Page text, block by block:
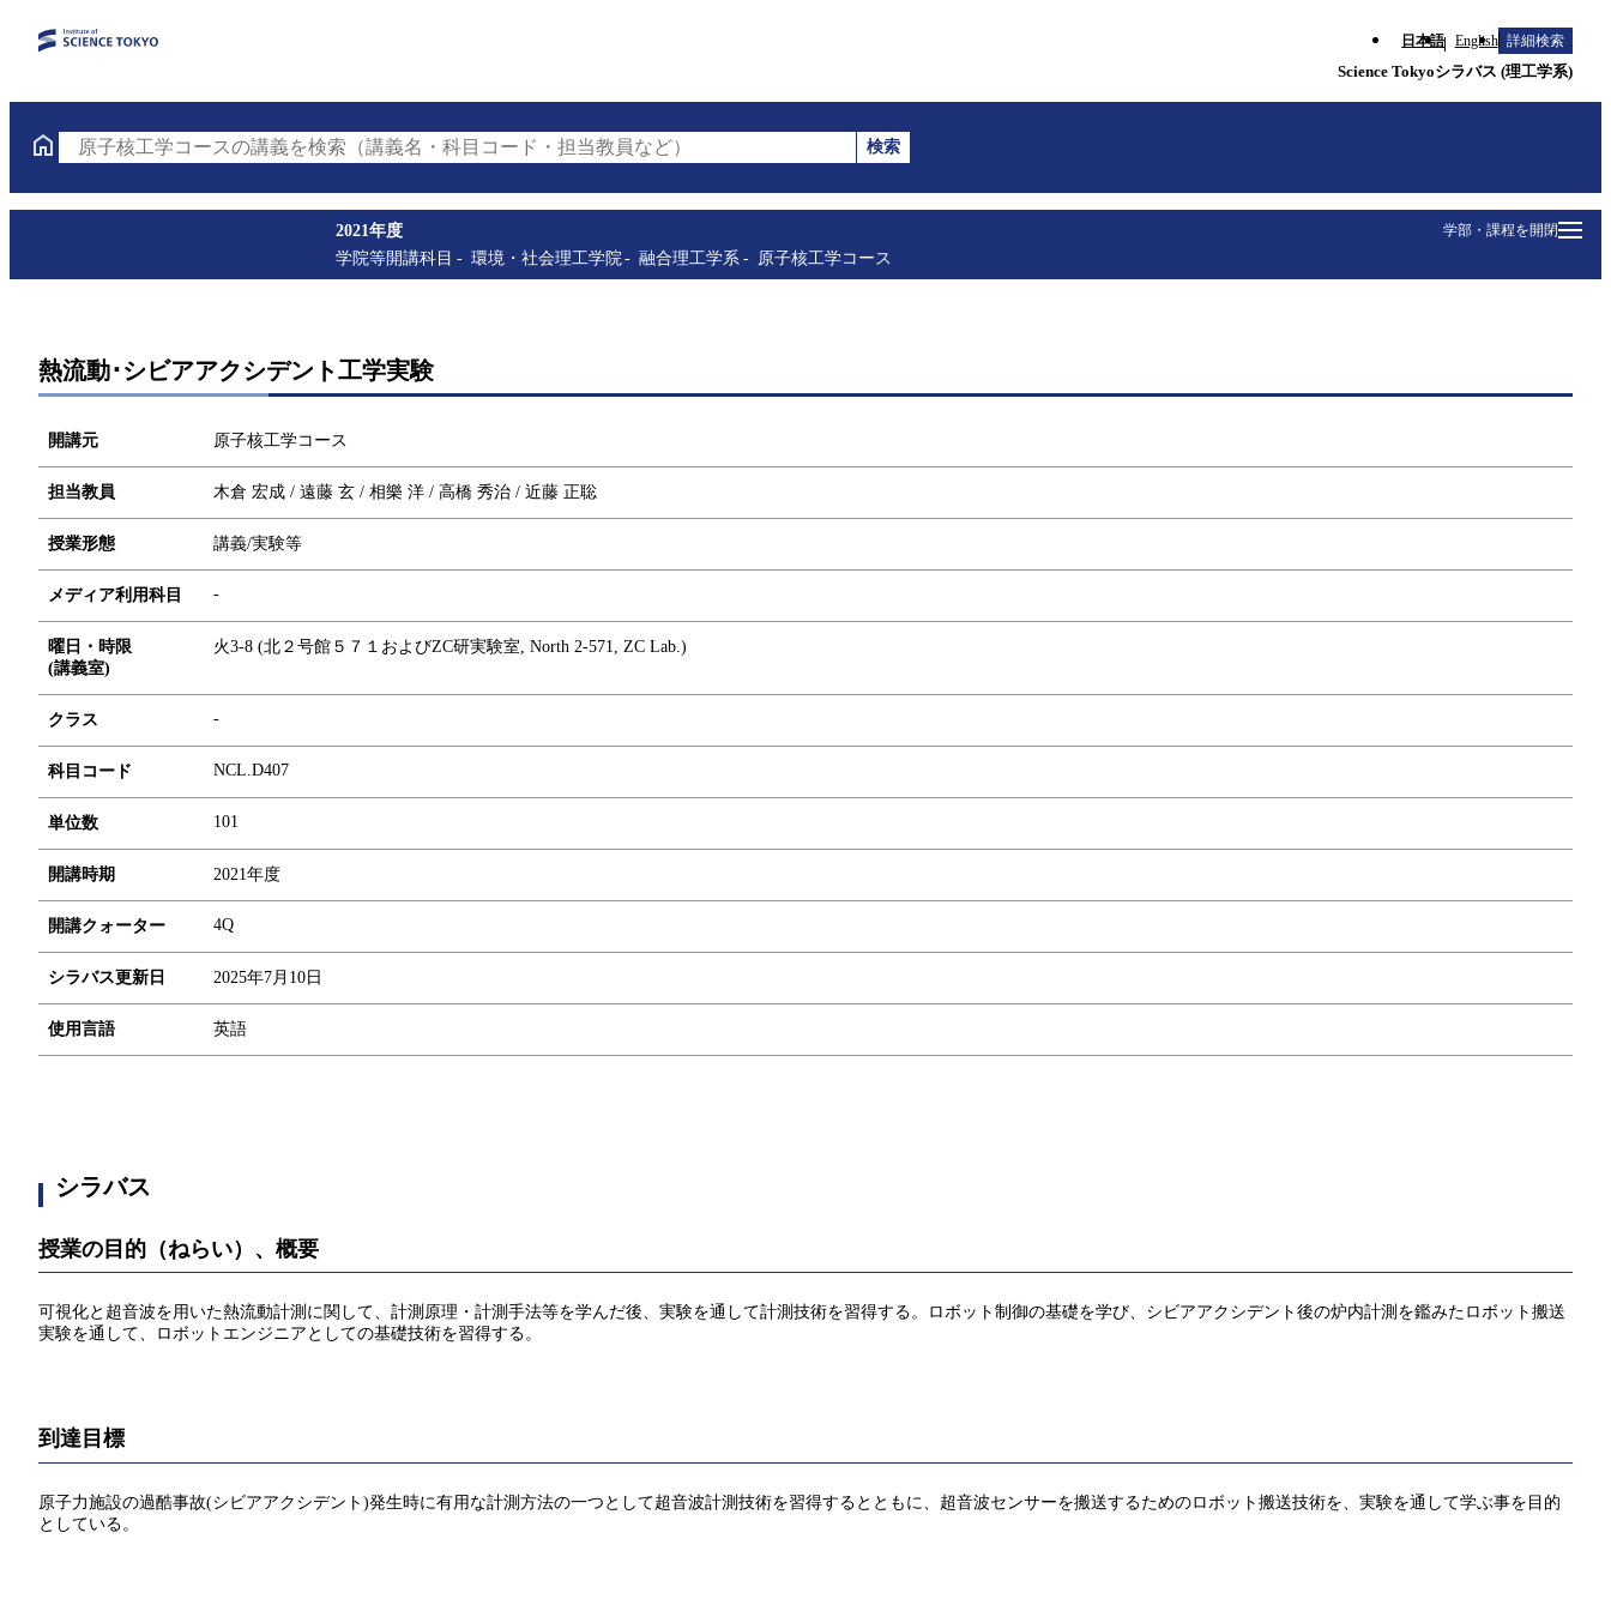
日本語 English 詳細検索
Science Tokyoシラバス (理工学系)
原子核工学コースの講義を検索（講義名・科目コード・担当教員など）
検索
学部・課程を開閉
2021年度
学院等開講科目
環境・社会理工学院 融合理工学系 原子核工学コース
熱流動･シビアアクシデント工学実験
開講元 原子核工学コース
担当教員 木倉 宏成 / 遠藤 玄 / 相樂 洋 / 高橋 秀治 / 近藤 正聡
授業形態 講義/実験等
メディア利用科目 -
曜日・時限
(講義室)
火3-8 (北２号館５７１およびZC研実験室, North 2-571, ZC Lab.)
クラス -
科目コード NCL.D407
単位数 101
開講時期 2021年度
開講クォーター 4Q
シラバス更新日 2025年7月10日
使用言語 英語
シラバス
授業の目的（ねらい）、概要
可視化と超⾳波を⽤いた熱流動計測に関して、計測原理・計測⼿法等を学んだ後、実験を通して計測技術を習得する。ロボット制御の基礎を学び、シビアアクシデント後の炉内計測を鑑みたロボット搬送
実験を通して、ロボットエンジニアとしての基礎技術を習得する。
到達目標
原⼦⼒施設の過酷事故(シビアアクシデント)発⽣時に有⽤な計測⽅法の⼀つとして超⾳波計測技術を習得するとともに、超⾳波センサーを搬送するためのロボット搬送技術を、実験を通して学ぶ事を目的
としている。